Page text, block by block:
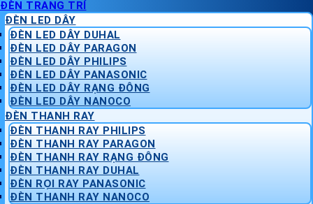
ĐÈN TRANG TRÍ
ĐÈN LED DÂY
ĐÈN LED DÂY DUHAL
ĐÈN LED DÂY PARAGON
ĐÈN LED DÂY PHILIPS
ĐÈN LED DÂY PANASONIC
ĐÈN LED DÂY RẠNG ĐÔNG
ĐÈN LED DÂY NANOCO
ĐÈN THANH RAY
ĐÈN THANH RAY PHILIPS
ĐÈN THANH RAY PARAGON
ĐÈN THANH RAY RẠNG ĐÔNG
ĐÈN THANH RAY DUHAL
ĐÈN RỌI RAY PANASONIC
ĐÈN THANH RAY NANOCO